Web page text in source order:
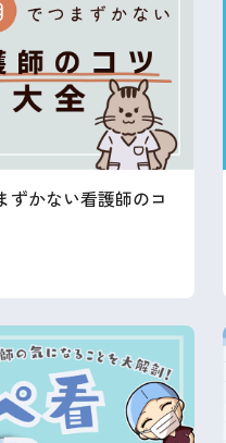
ずかない看護師のコ